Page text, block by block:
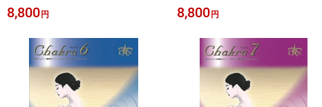
ャクラ オレンジ 感受性 個性 創造性
認知力 想像力 リラックス 癒し 瞑想
法 特殊音響 ヒーリングミュージック
ヒーリング チルアウト BGM yoga 音
楽 試聴OK
8,800 円
クサス チャクラ 黄色 幸福 疲労 リラ
ックス 癒し 瞑想 不眠 睡眠 サイマテ
響 ヒーリングミュージック ヒーリン
グ チルアウト BGM yoga ヨガ 音楽
曲 試聴OK
8,800 円